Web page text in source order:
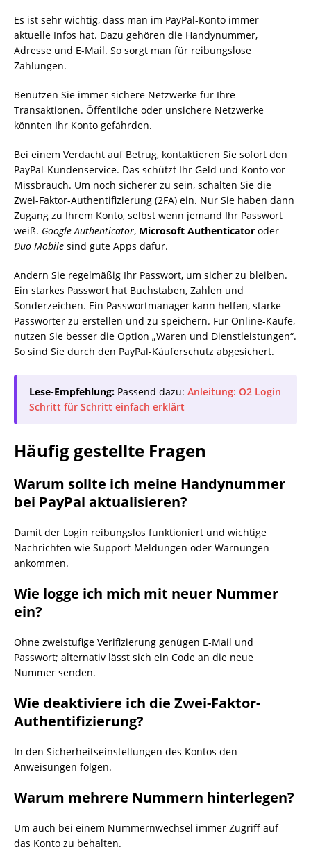
Es ist sehr wichtig, dass man im PayPal-Konto immer
aktuelle Infos hat. Dazu gehören die Handynummer,
Adresse und E-Mail. So sorgt man für reibungslose
Zahlungen.
Benutzen Sie immer sichere Netzwerke für Ihre
Transaktionen. Öffentliche oder unsichere Netzwerke
könnten Ihr Konto gefährden.
Bei einem Verdacht auf Betrug, kontaktieren Sie sofort den
PayPal-Kundenservice. Das schützt Ihr Geld und Konto vor
Missbrauch. Um noch sicherer zu sein, schalten Sie die
Zwei-Faktor-Authentifizierung (2FA) ein. Nur Sie haben dann
Zugang zu Ihrem Konto, selbst wenn jemand Ihr Passwort
weiß. Google Authenticator, Microsoft Authenticator oder
Duo Mobile sind gute Apps dafür.
Ändern Sie regelmäßig Ihr Passwort, um sicher zu bleiben.
Ein starkes Passwort hat Buchstaben, Zahlen und
Sonderzeichen. Ein Passwortmanager kann helfen, starke
Passwörter zu erstellen und zu speichern. Für Online-Käufe,
nutzen Sie besser die Option „Waren und Dienstleistungen“.
So sind Sie durch den PayPal-Käuferschutz abgesichert.
Lese-Empfehlung: Passend dazu: Anleitung: O2 Login
Schritt für Schritt einfach erklärt
Häufig gestellte Fragen
Warum sollte ich meine Handynummer
bei PayPal aktualisieren?
Damit der Login reibungslos funktioniert und wichtige
Nachrichten wie Support-Meldungen oder Warnungen
ankommen.
Wie logge ich mich mit neuer Nummer
ein?
Ohne zweistufige Verifizierung genügen E-Mail und
Passwort; alternativ lässt sich ein Code an die neue
Nummer senden.
Wie deaktiviere ich die Zwei-Faktor-
Authentifizierung?
In den Sicherheitseinstellungen des Kontos den
Anweisungen folgen.
Warum mehrere Nummern hinterlegen?
Um auch bei einem Nummernwechsel immer Zugriff auf
das Konto zu behalten.